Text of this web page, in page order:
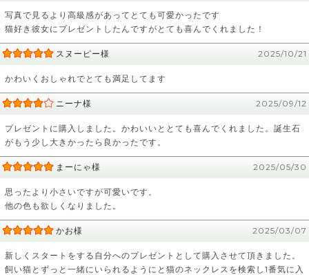
写真で見るより高級感があってとても可愛かったです
猫好き彼女にプレゼントしたんですがとても喜んでくれました！
スヌーピー様 2025/10/21
かわいくおしゃれでとても満足してます
ニーナ様 2025/09/12
プレゼントに購入しました。かわいいととても喜んでくれました。誕生石
がもう少し大きかったら良かったです。
まーにゃ様 2025/05/30
思ったより小さいですが可愛いです。
他の色も欲しくなりました。
かお様 2025/03/07
新しくスタートをする自分へのプレゼントとして購入させて頂きました。
飼い猫とずっと一緒にいられるようにと猫のネックレスを検索し1番気に入